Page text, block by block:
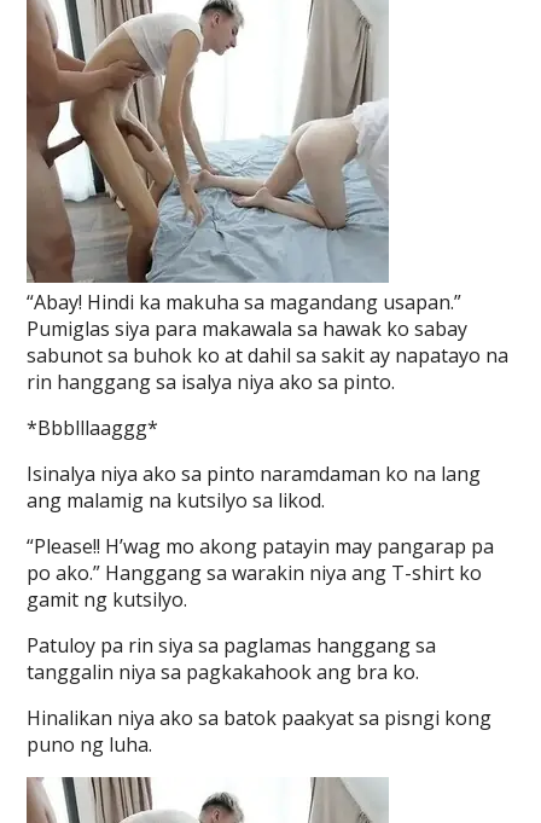
“Abay! Hindi ka makuha sa magandang usapan.”
Pumiglas siya para makawala sa hawak ko sabay
sabunot sa buhok ko at dahil sa sakit ay napatayo na
rin hanggang sa isalya niya ako sa pinto.
*Bbblllaaggg*
Isinalya niya ako sa pinto naramdaman ko na lang
ang malamig na kutsilyo sa likod.
“Please!! H’wag mo akong patayin may pangarap pa
po ako.” Hanggang sa warakin niya ang T-shirt ko
gamit ng kutsilyo.
Patuloy pa rin siya sa paglamas hanggang sa
tanggalin niya sa pagkakahook ang bra ko.
Hinalikan niya ako sa batok paakyat sa pisngi kong
puno ng luha.